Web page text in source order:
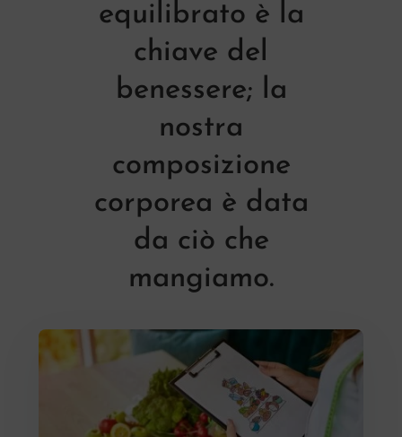
equilibrato è la
chiave del
benessere; la
nostra
composizione
corporea è data
da ciò che
mangiamo.